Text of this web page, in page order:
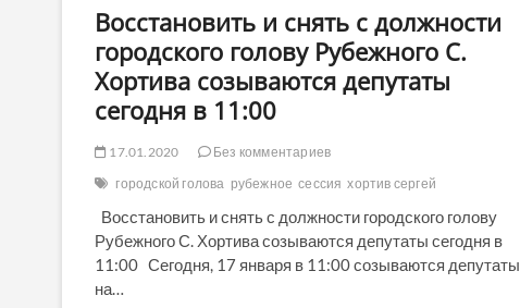
ВИДЕО
Восстановить и снять с должности
городского голову Рубежного С.
Хортива созываются депутаты
сегодня в 11:00
17.01.2020
Без комментариев
городской голова рубежное сессия хортив сергей
Восстановить и снять с должности городского голову
Рубежного С. Хортива созываются депутаты сегодня в
11:00 Сегодня, 17 января в 11:00 созываются депутаты
на…